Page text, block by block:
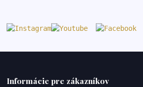
Informácie pre zákazníkov